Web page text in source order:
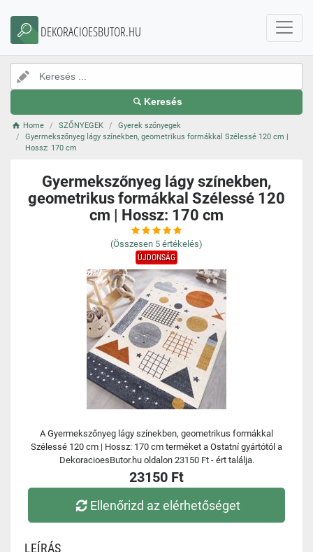
DEKORACIOESBUTOR.HU
Keresés
Home SZŐNYEGEK
Gyerek szőnyegek
Gyermekszőnyeg lágy színekben, geometrikus formákkal Szélessé 120 cm |
Hossz: 170 cm
Gyermekszőnyeg lágy színekben,
geometrikus formákkal Szélessé 120
cm | Hossz: 170 cm
(Összesen 5 értékelés)
ÚJDONSÁG
A Gyermekszőnyeg lágy színekben, geometrikus formákkal
Szélessé 120 cm | Hossz: 170 cm terméket a Ostatní gyártótól a
DekoracioesButor.hu oldalon 23150 Ft - ért találja.
23150 Ft
Ellenőrizd az elérhetőséget
LEÍRÁS